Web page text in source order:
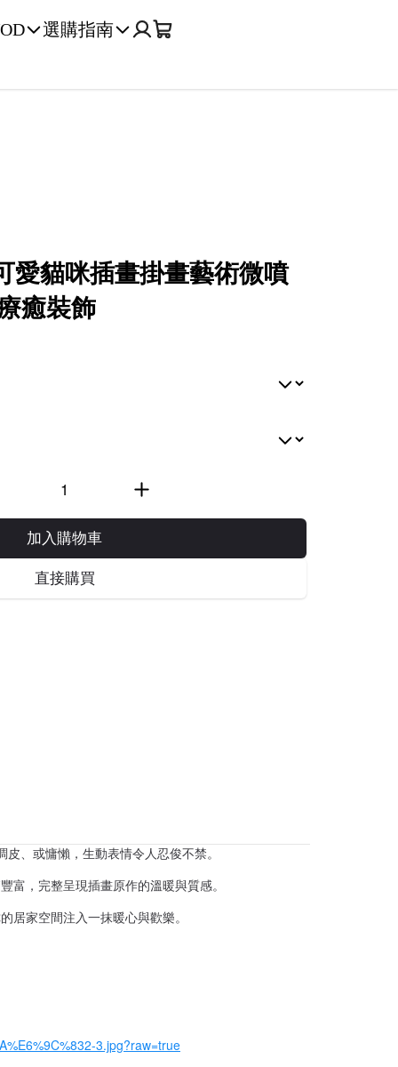
選購指南
愛貓咪插畫掛畫藝術微噴
癒裝飾
加入購物車
直接購買
、或慵懶，生動表情令人忍俊不禁。
，完整呈現插畫原作的溫暖與質感。
家空間注入一抹暖心與歡樂。
3.jpg?raw=true